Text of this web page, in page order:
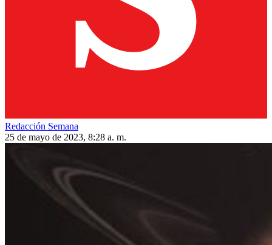
Redacción Semana
25 de mayo de 2023, 8:28 a. m.